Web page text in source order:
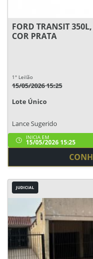
FORD TRANSIT
COR PRATA
1° Leilão
15/05/2026 15:25
Lote Único
Lance Sugerido
INICIA EM
15/05/2026 15:25
JUDICIAL